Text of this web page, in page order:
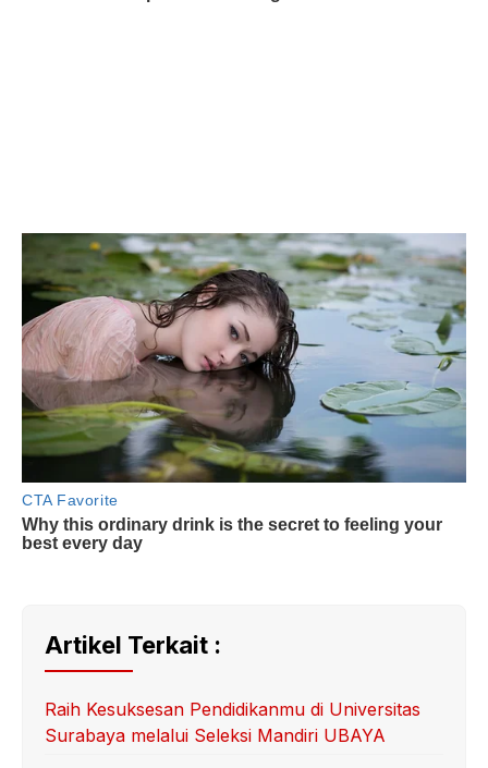
Artikel Terkait :
Raih Kesuksesan Pendidikanmu di Universitas
Surabaya melalui Seleksi Mandiri UBAYA